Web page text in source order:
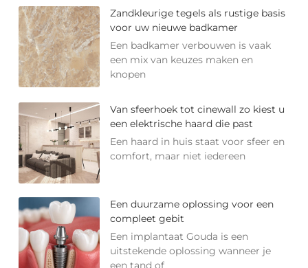
Zandkleurige tegels als rustige basis
voor uw nieuwe badkamer
Een badkamer verbouwen is vaak
een mix van keuzes maken en
knopen
Van sfeerhoek tot cinewall zo kiest u
een elektrische haard die past
Een haard in huis staat voor sfeer en
comfort, maar niet iedereen
Een duurzame oplossing voor een
compleet gebit
Een implantaat Gouda is een
uitstekende oplossing wanneer je
een tand of